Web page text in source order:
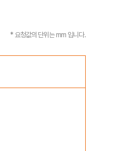
* 요청값의 단위는 mm 입니다.